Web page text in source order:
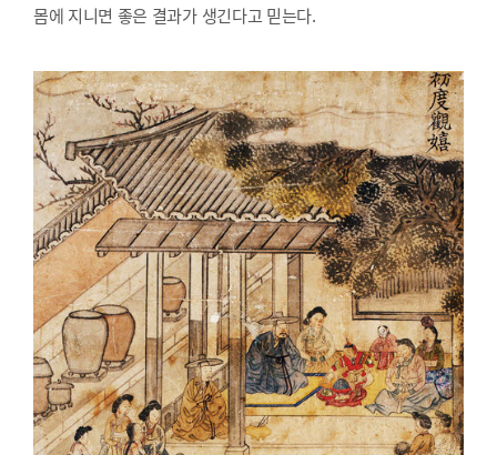
몸에 지니면 좋은 결과가 생긴다고 믿는다.